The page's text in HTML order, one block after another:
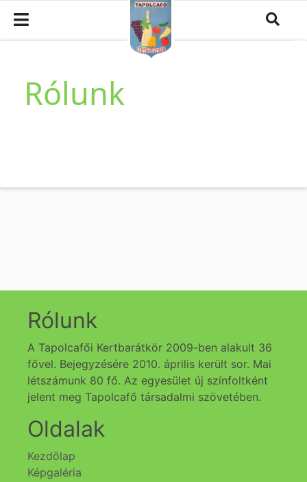
Rólunk
Rólunk
A Tapolcafői Kertbarátkör 2009-ben alakult 36
fővel. Bejegyzésére 2010. április került sor. Mai
létszámunk 80 fő. Az egyesület új színfoltként
jelent meg Tapolcafő társadalmi szövetében.
Oldalak
Kezdőlap
Képgaléria